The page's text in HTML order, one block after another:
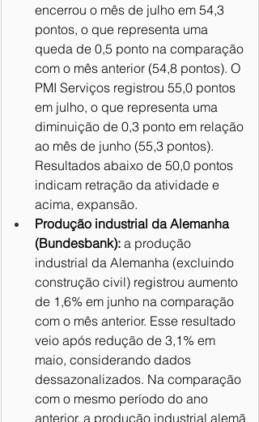
encerrou o mês de julho em 54,3
pontos, o que representa uma
queda de 0,5 ponto na comparação
com o mês anterior (54,8 pontos). O
PMI Serviços registrou 55,0 pontos
em julho, o que representa uma
diminuição de 0,3 ponto em relação
ao mês de junho (55,3 pontos).
Resultados abaixo de 50,0 pontos
indicam retração da atividade e
acima, expansão.
Produção industrial da Alemanha
(Bundesbank): a produção
industrial da Alemanha (excluindo
construção civil) registrou aumento
de 1,6% em junho na comparação
com o mês anterior. Esse resultado
veio após redução de 3,1% em
maio, considerando dados
dessazonalizados. Na comparação
com o mesmo período do ano
anterior, a produção industrial alemã